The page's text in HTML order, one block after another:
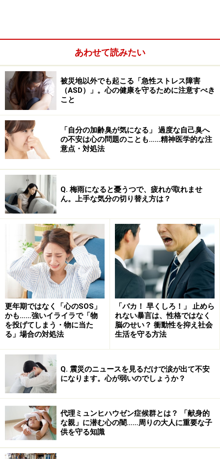
少し複雑な心の病気の原因と、発生プロセスについて、
以下で解説します。
心の病気の原因は複合的！
心の病気は本人の体質的な要因、心理的要因、社会・環
境的要因が複合的に寄与して生じます。
体質的な要因とは本人の生まれつき、つまり、遺伝子レ
ベルで決まる病気への親和性です。うつ病、統合失調症
など多くの心の病気では脳内の神経伝達物質の働きに問
題が生じている事がわかっています。神経伝達物質の働
きを決める要素として、神経伝達物質を分解する酵素、
神経伝達物質が結合する受容体の構造などは遺伝子レベ
ルで決まるので本人の生まれつきの要素は心の病気の大
きな原因の一つになります。
しかし、心の病気になるかどうかは生まれつきだけでは
決まりません。全く同じ遺伝子を持つ双子において、そ
の一人に心の病気が生じても、もう一人は同じ病気に必
ずしもなる訳でない事が分かっています。以下のような
心理的要因、社会・環境的要因も重要です。
親の死別など、小児期の辛い体験
劣等感や現実対処能力を低下させるような思考パタ
ーンの形成
あわせて読みたい
被災地以外でも起こる「急性ストレス障害
（ASD）」。心の健康を守るために注意すべき
こと
「自分の加齢臭が気になる」 過度な自己臭へ
の不安は心の問題のことも……精神医学的な注
意点・対処法
Q. 梅雨になると憂うつで、疲れが取れませ
ん。上手な気分の切り替え方は？
更年期ではなく「心のSOS」
かも……強いイライラで「物
を投げてしまう・物に当た
る」場合の対処法
「バカ！ 早くしろ！」 止めら
れない暴言は、性格ではなく
脳のせい？ 衝動性を抑え社会
生活を守る方法
Q. 震災のニュースを見るだけで涙が出て不安
になります。心が弱いのでしょうか？
代理ミュンヒハウゼン症候群とは？ 「献身的
な親」に潜む心の闇……周りの大人に重要な子
供を守る知識